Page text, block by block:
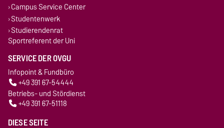
Campus Service Center
Studentenwerk
Studierendenrat
Sportreferent der Uni
SERVICE DER OVGU
Infopoint & Fundbüro
+49 391 67-54444
Betriebs- und Stördienst
+49 391 67-51118
DIESE SEITE